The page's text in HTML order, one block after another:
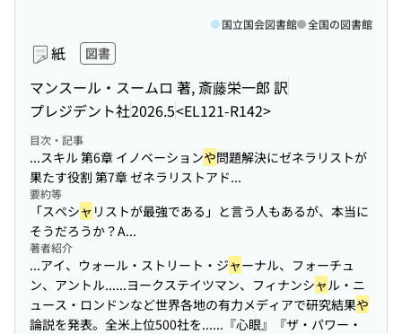
紙 図書
マンスール・スームロ 著, 斎藤栄一郎 訳
プレジデント社2026.5<EL121-R142>
国立国会図書館 全国の図書館
目次・記事
...スキル 第6章 イノベーションや問題解決にゼネラリストが
果たす役割 第7章 ゼネラリストアド...
要約等
「スペシャ リストが最強である」と言う人もあるが、本当に
そうだろうか？A...
著者紹介
...アイ、ウォール・ストリート・ジャーナル、フォーチュ
ン、アントル......ヨークステイツマン、フィナンシャル・ニ
ュース・ロンドンなど世界各地の有力メディアで研究結果や
論説を発表。全米上位500社を......『心眼』『ザ・パワー・